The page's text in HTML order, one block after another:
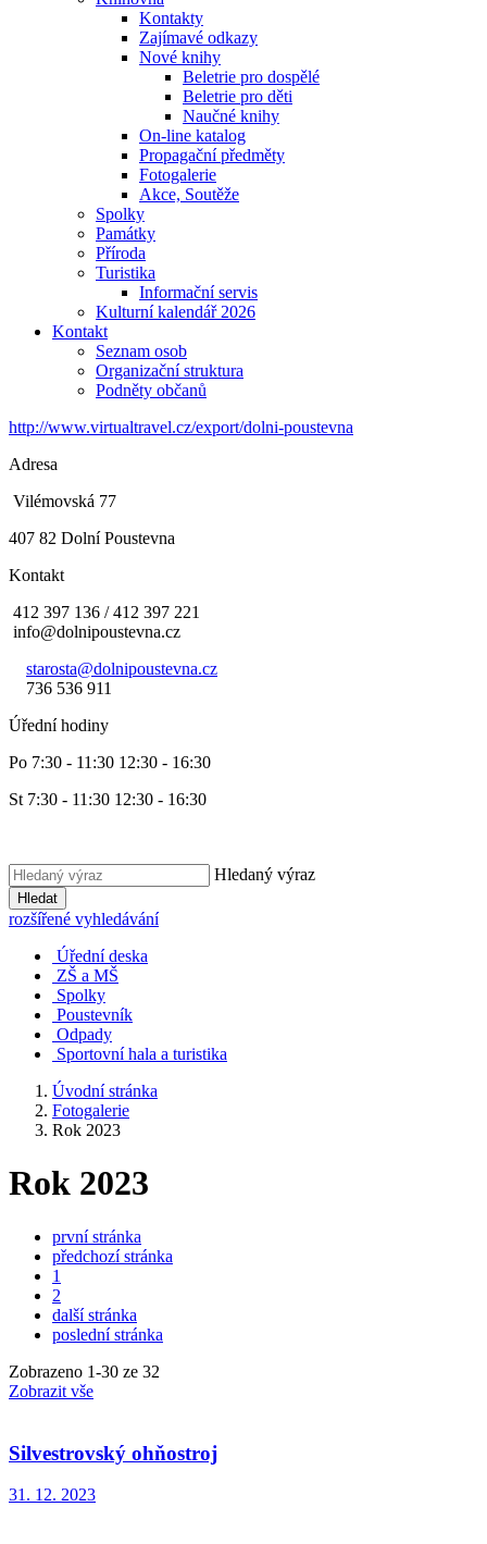
Kontakty
Zajímavé odkazy
Nové knihy
Beletrie pro dospělé
Beletrie pro děti
Naučné knihy
On-line katalog
Propagační předměty
Fotogalerie
Akce, Soutěže
Spolky
Památky
Příroda
Turistika
Informační servis
Kulturní kalendář 2026
Kontakt
Seznam osob
Organizační struktura
Podněty občanů
http://www.virtualtravel.cz/export/dolni-poustevna
Adresa
Vilémovská 77
407 82 Dolní Poustevna
Kontakt
412 397 136 / 412 397 221
info@dolnipoustevna.cz
starosta@dolnipoustevna.cz
736 536 911
Úřední hodiny
Po 7:30 - 11:30 12:30 - 16:30
St 7:30 - 11:30 12:30 - 16:30
Hledaný výraz
Hledat
rozšířené vyhledávání
Úřední deska
ZŠ a MŠ
Spolky
Poustevník
Odpady
Sportovní hala a turistika
Úvodní stránka
Fotogalerie
Rok 2023
Rok 2023
první stránka
předchozí stránka
1
2
další stránka
poslední stránka
Zobrazeno 1-30 ze 32
Zobrazit vše
Silvestrovský ohňostroj
31. 12. 2023